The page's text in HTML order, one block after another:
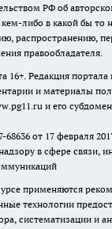
РФ об
либо в какой бы то
распространению,
правообладателя.
16+. Редакция портала
и материалы
и его
68636от 17 февраля
в сфере связи,
применяются
технологии
систематизации и